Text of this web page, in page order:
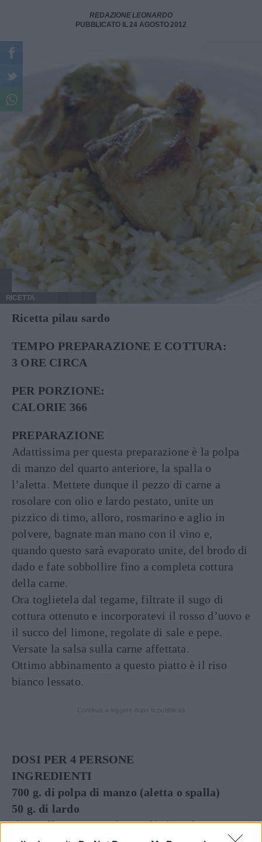
REDAZIONE LEONARDO
PUBBLICATO IL 24 AGOSTO 2012
RICETTA
Ricetta pilau sardo
TEMPO PREPARAZIONE E COTTURA:
3 ORE CIRCA
PER PORZIONE:
CALORIE 366
PREPARAZIONE
Adattissima per questa preparazione è la polpa
di manzo del quarto anteriore, la spalla o
l’aletta. Mettete dunque il pezzo di carne a
rosolare con olio e lardo pestato, unite un
pizzico di timo, alloro, rosmarino e aglio in
polvere, bagnate man mano con il vino e,
quando questo sarà evaporato unite, del brodo di
dado e fate sobbollire fino a completa cottura
della carne.
Ora toglietela dal tegame, filtrate il sugo di
cottura ottenuto e incorporatevi il rosso d’uovo e
il succo del limone, regolate di sale e pepe.
Versate la salsa sulla carne affettata.
Ottimo abbinamento a questo piatto è il riso
bianco lessato.
DOSI PER 4 PERSONE
INGREDIENTI
700 g. di polpa di manzo (aletta o spalla)
50 g. di lardo
timo, alloro, rosmarino, aglio in polvere